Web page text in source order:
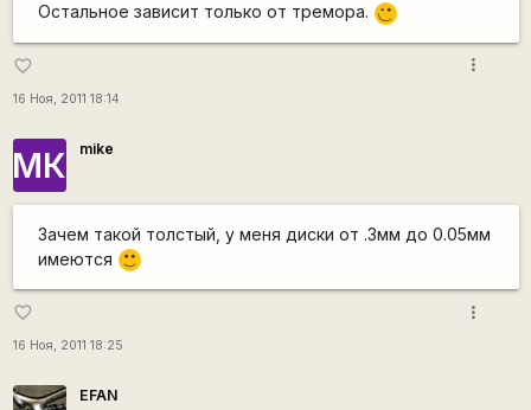
Остальное зависит только от тремора. ,-)
favorite_border
16 Ноя, 2011 18:14
more_vert
МК mike
Зачем такой толстый, у меня диски от .3мм до 0.05мм
имеются
:)
favorite_border
16 Ноя, 2011 18:25
more_vert
EFAN